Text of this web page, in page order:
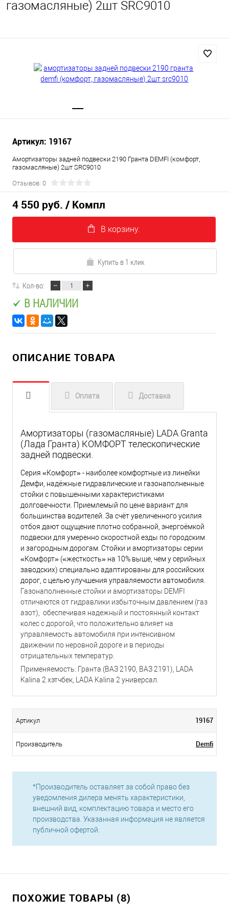
газомасляные) 2шт SRC9010
Артикул: 19167
Амортизаторы задней подвески 2190 Гранта DEMFI (комфорт,
газомасляные) 2шт SRC9010
Отзывов: 0
4 550 руб. / Компл
В корзину.
Купить в 1 клик
Кол-во:
В НАЛИЧИИ
ОПИСАНИЕ ТОВАРА
Оплата Доставка
Амортизаторы (газомасляные) LADA Granta
(Лада Гранта) КОМФОРТ телескопические
задней подвески.
Серия «Комфорт» - наиболее комфортные из линейки
Демфи, надёжные гидравлические и газонаполненные
стойки с повышенными характеристиками
долговечности. Приемлемый по цене вариант для
большинства водителей. За счёт увеличенного усилия
отбоя дают ощущение плотно собранной, энергоёмкой
подвески для умеренно скоростной езды по городским
и загородным дорогам. Стойки и амортизаторы серии
«Комфорт» («жесткость» на 10% выше, чем у серийных
заводских) специально адаптированы для российских
дорог, с целью улучшения управляемости автомобиля.
Газонаполненные стойки и амортизаторы DEMFI
отличаются от гидравлики избыточным давлением (газ
азот), обеспечивая надежный и постоянный контакт
колес с дорогой, что положительно влияет на
управляемость автомобиля при интенсивном
движении по неровной дороге и в периоды
отрицательных температур.
Применяемость: Гранта (ВАЗ 2190, ВАЗ 2191), LADA
Kalina 2 хэтчбек, LADA Kalina 2 универсал.
Артикул 19167
Производитель Demfi
*Производитель оставляет за собой право без
уведомления дилера менять характеристики,
внешний вид, комплектацию товара и место его
производства. Указанная информация не является
публичной офертой.
ПОХОЖИЕ ТОВАРЫ (8)